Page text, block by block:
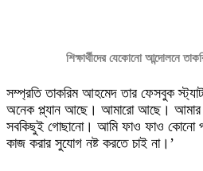
শিক্ষার্থীদের যেকোনো আন্দোলনে
সম্প্রতি তাকরিম আহমেদ তার ফেসবুক
অনেক প্ল্যান আছে। আমারো আছে। আমার
সবকিছুই গোছানো। আমি ফাও ফাও কোনো
কাজ করার সুযোগ নষ্ট করতে চাই না।’